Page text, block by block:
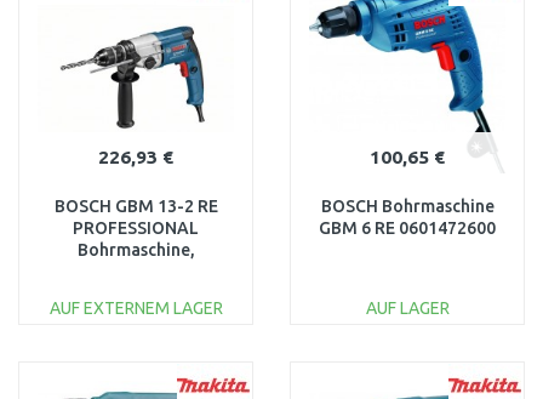
Vergleichen
226,93 €
BOSCH GBM 13-2 RE
PROFESSIONAL
Bohrmaschine,
AUF EXTERNEM LAGER
100,65 €
BOSCH Bohrmaschine
GBM 6 RE 0601472600
AUF LAGER